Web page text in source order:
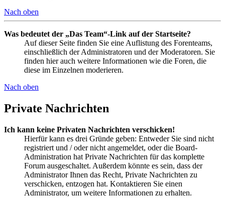
Nach oben
Was bedeutet der „Das Team“-Link auf der Startseite?
Auf dieser Seite finden Sie eine Auflistung des Forenteams,
einschließlich der Administratoren und der Moderatoren. Sie
finden hier auch weitere Informationen wie die Foren, die
diese im Einzelnen moderieren.
Nach oben
Private Nachrichten
Ich kann keine Privaten Nachrichten verschicken!
Hierfür kann es drei Gründe geben: Entweder Sie sind nicht
registriert und / oder nicht angemeldet, oder die Board-
Administration hat Private Nachrichten für das komplette
Forum ausgeschaltet. Außerdem könnte es sein, dass der
Administrator Ihnen das Recht, Private Nachrichten zu
verschicken, entzogen hat. Kontaktieren Sie einen
Administrator, um weitere Informationen zu erhalten.